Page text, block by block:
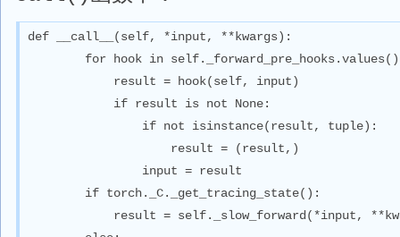
def __call__(self, *input, **kwargs):
for hook in
result = hook(self, input)
if result is not None:
if not isinstance(result, tuple):
result = (result,)
input = result
if torch._C._get_tracing_state():
result = self._slow_forward(*input,